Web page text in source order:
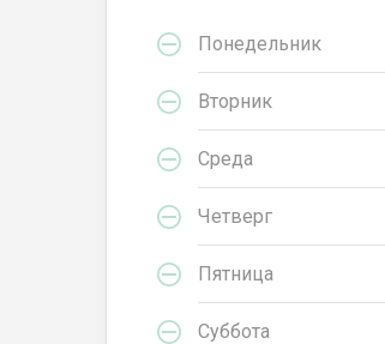
Понедельник
Вторник
Среда
Четверг
Пятница
Суббота